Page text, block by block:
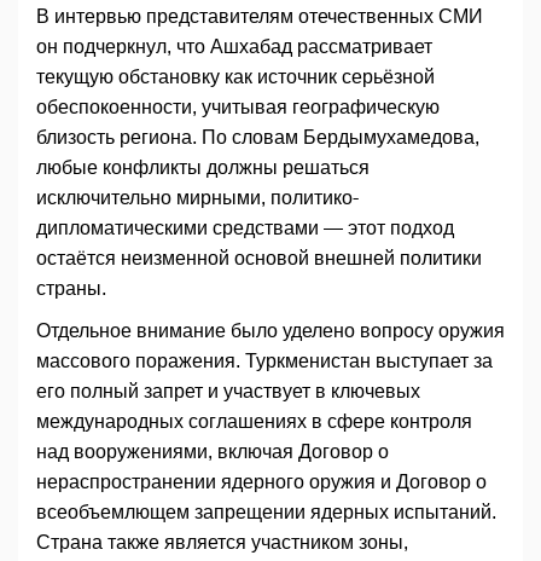
В интервью представителям отечественных СМИ
он подчеркнул, что Ашхабад рассматривает
текущую обстановку как источник серьёзной
обеспокоенности, учитывая географическую
близость региона. По словам Бердымухамедова,
любые конфликты должны решаться
исключительно мирными, политико-
дипломатическими средствами — этот подход
остаётся неизменной основой внешней политики
страны.
Отдельное внимание было уделено вопросу оружия
массового поражения. Туркменистан выступает за
его полный запрет и участвует в ключевых
международных соглашениях в сфере контроля
над вооружениями, включая Договор о
нераспространении ядерного оружия и Договор о
всеобъемлющем запрещении ядерных испытаний.
Страна также является участником зоны,